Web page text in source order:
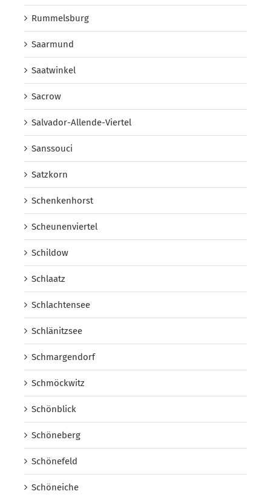
Rummelsburg
Saarmund
Saatwinkel
Sacrow
Salvador-Allende-Viertel
Sanssouci
Satzkorn
Schenkenhorst
Scheunenviertel
Schildow
Schlaatz
Schlachtensee
Schlänitzsee
Schmargendorf
Schmöckwitz
Schönblick
Schöneberg
Schönefeld
Schöneiche